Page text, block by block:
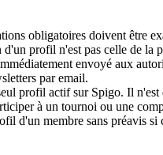
obligatoires doivent être
profil n'est pas celle de la
envoyé aux
par email.
profil actif sur Spigo. Il
à un tournoi ou une
d'un membre sans préavis